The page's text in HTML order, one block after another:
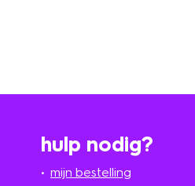
hulp nodig?
mijn bestelling